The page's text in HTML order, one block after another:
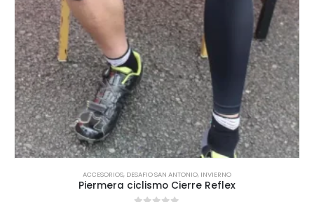
ACCESORIOS, DESAFIO SAN ANTONIO, INVIERNO
Piermera ciclismo Cierre Reflex